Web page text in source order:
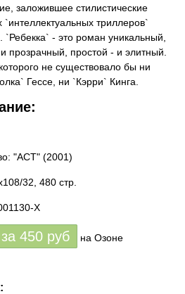
заложившее стилистические
`интеллектуальных триллеров`
`Ребекка` - это роман уникальный,
прозрачный, простой - и элитный.
не существовало бы ни
Гессе, ни `Кэрри` Кинга.
"АСТ" (2001)
32, 480 стр.
X
450 руб на Озоне